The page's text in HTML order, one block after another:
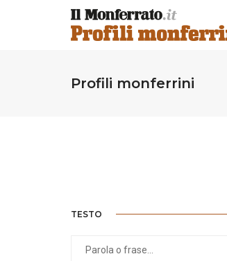
Profili monferrini
TESTO